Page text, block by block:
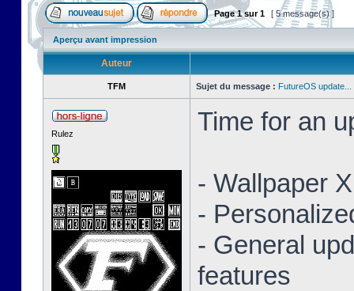
Page1sur1 [ 5 message(s) ]
Aperçu avant impression
Auteur
TFM Sujet du message : FutureOS update...
Rulez Time for an
- Wallpaper
-
- General
features